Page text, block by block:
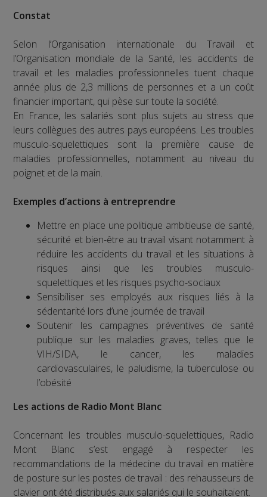
Constat
Selon l’Organisation internationale du Travail et
l’Organisation mondiale de la Santé, les accidents de
travail et les maladies professionnelles tuent chaque
année plus de 2,3 millions de personnes et a un coût
financier important, qui pèse sur toute la société.
En France, les salariés sont plus sujets au stress que
leurs collègues des autres pays européens. Les troubles
musculo-squelettiques sont la première cause de
maladies professionnelles, notamment au niveau du
poignet et de la main.
Exemples d’actions à entreprendre
Mettre en place une politique ambitieuse de santé,
sécurité et bien-être au travail visant notamment à
réduire les accidents du travail et les situations à
risques ainsi que les troubles musculo-
squelettiques et les risques psycho-sociaux
Sensibiliser ses employés aux risques liés à la
sédentarité lors d’une journée de travail
Soutenir les campagnes préventives de santé
publique sur les maladies graves, telles que le
VIH/SIDA, le cancer, les maladies
cardiovasculaires, le paludisme, la tuberculose ou
l’obésité
Les actions de Radio Mont Blanc
Concernant les troubles musculo-squelettiques, Radio
Mont Blanc s’est engagé à respecter les
recommandations de la médecine du travail en matière
de posture sur les postes de travail : des rehausseurs de
clavier ont été distribués aux salariés qui le souhaitaient.